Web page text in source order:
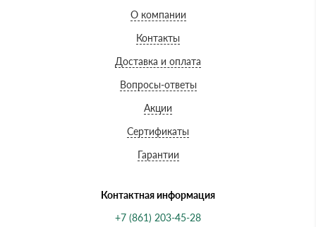
О компании
Контакты
Доставка и оплата
Вопросы-ответы
Акции
Сертификаты
Гарантии
Контактная информация
+7 (861) 203-45-28